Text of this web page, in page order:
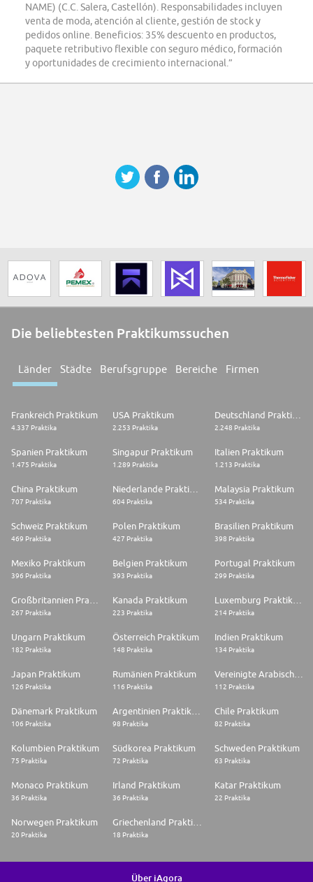
NAME) (C.C. Salera, Castellón). Responsabilidades incluyen
venta de moda, atención al cliente, gestión de stock y
pedidos online. Beneficios: 35% descuento en productos,
paquete retributivo flexible con seguro médico, formación
y oportunidades de crecimiento internacional.”
Die beliebtesten Praktikumssuchen
Länder Städte Berufsgruppe Bereiche Firmen
Frankreich Praktikum
4.337 Praktika
USA Praktikum
2.253 Praktika
Deutschland Praktikum
2.248 Praktika
Spanien Praktikum
1.475 Praktika
Singapur Praktikum
1.289 Praktika
Italien Praktikum
1.213 Praktika
China Praktikum
707 Praktika 604 Praktika
Malaysia Praktikum
534 Praktika
Schweiz Praktikum
469 Praktika
Polen Praktikum
427 Praktika
Brasilien Praktikum
398 Praktika
Mexiko Praktikum
396 Praktika
Belgien Praktikum
393 Praktika
Portugal Praktikum
299 Praktika
267 Praktika
Kanada Praktikum
223 Praktika 214 Praktika
Ungarn Praktikum
182 Praktika
Österreich Praktikum
148 Praktika
Indien Praktikum
134 Praktika
Japan Praktikum
126 Praktika
Rumänien Praktikum
116 Praktika
Vereinigte Arabische Emirate Praktikum
112 Praktika
Dänemark Praktikum
106 Praktika 98 Praktika
Chile Praktikum
82 Praktika
Kolumbien Praktikum
75 Praktika
Südkorea Praktikum
72 Praktika
Schweden Praktikum
63 Praktika
Monaco Praktikum
36 Praktika
Irland Praktikum
36 Praktika
Katar Praktikum
22 Praktika
Norwegen Praktikum
20 Praktika 18 Praktika
Über iAgora